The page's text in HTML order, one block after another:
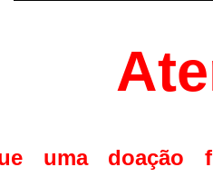
uma doação